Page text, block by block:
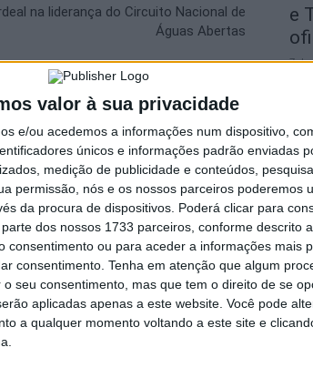
valor à sua privacidade
e/ou acedemos a informações num dispositivo,
únicos e informações padrão enviadas
medição de publicidade e conteúdos,
permissão, nós e os nossos parceiros poderemos
da procura de dispositivos. Poderá clicar para
dos nossos 1733 parceiros, conforme descrito
consentimento ou para aceder a informações mais
consentimento. Tenha em atenção que algum
seu consentimento, mas que tem o direito de se
aplicadas apenas a este website. Você pode
a qualquer momento voltando a este site e
na liderança do Circuito Nacional de
Águas Abertas
com mais área ardida até
e
7 de
7 de